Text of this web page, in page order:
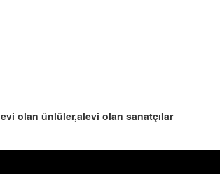
olan ünlüler,alevi olan sanatçılar